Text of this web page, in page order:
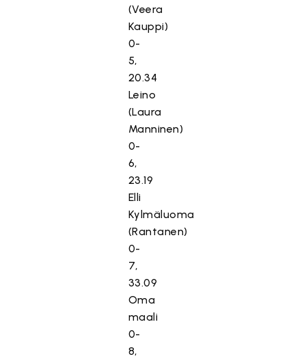
(Veera
Kauppi)
0-
5,
20.34
Leino
(Laura
Manninen)
0-
6,
23.19
Elli
Kylmäluoma
(Rantanen)
0-
7,
33.09
Oma
maali
0-
8,